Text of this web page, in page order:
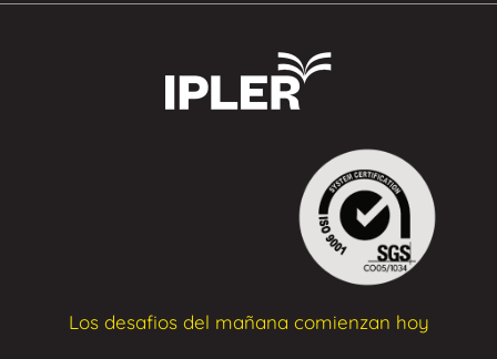
Los desafios del mañana comienzan hoy